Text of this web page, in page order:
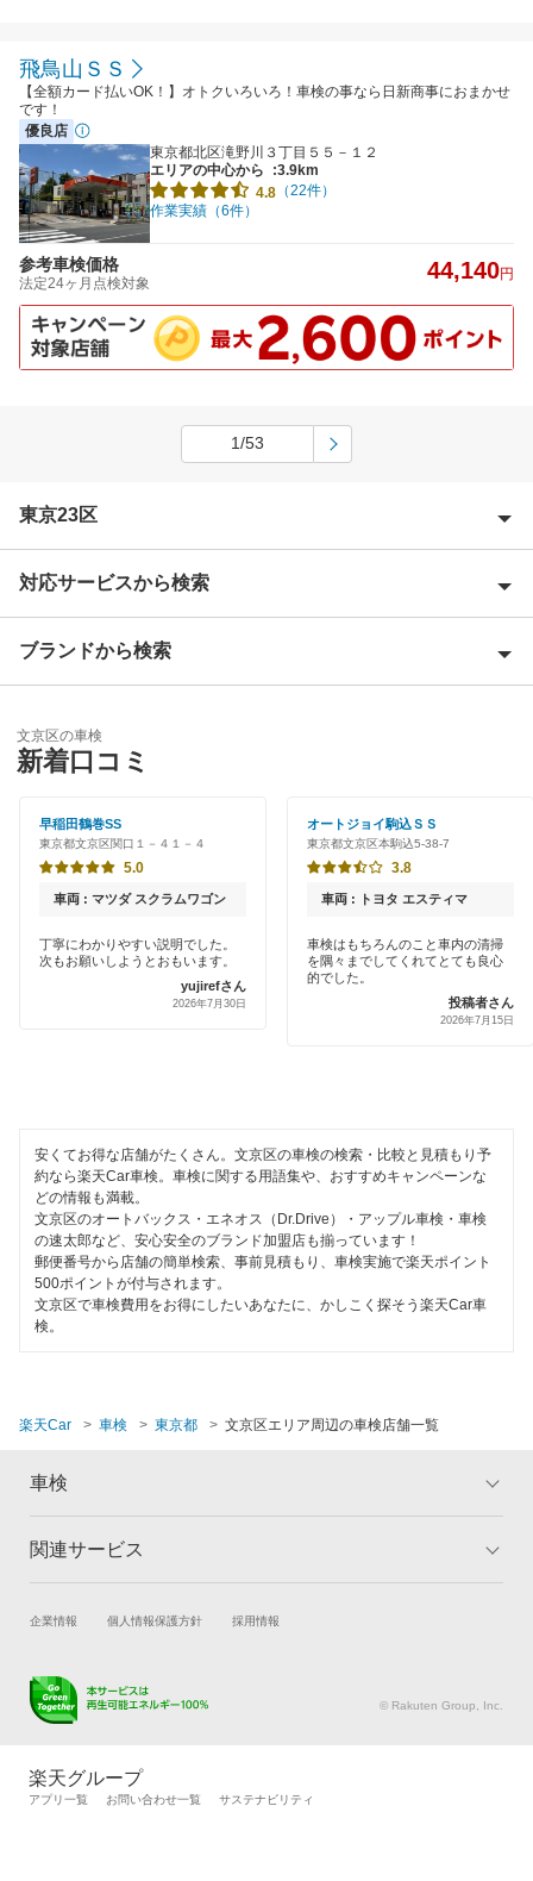
飛鳥山ＳＳ
【全額カード払いOK！】オトクいろいろ！車検の事なら日新商事におまかせ
です！
優良店
東京都北区滝野川３丁目５５－１２
エリアの中心から
:3.9km
4.8 （22件）
作業実績（6件）
参考車検価格
法定24ヶ月点検対象 44,140円
1/53
東京23区
足立区
板橋区
江戸川区
大田区
葛飾区
北区
墨田区
世田谷区
台東区
中央区
豊島区
練馬区
港区
対応サービスから検索
Award 受賞店
特典あり
新車初回割りあり
早割りあり
クレジットカードOK
ハイブリッド車OK
EV車OK
120分以内の車検
1日車検
整備保証
1級整備士在籍
ブランドから検索
「車検の速太郎」
アップル車検
オートバックス
車検館
コスモの車検
イデックス車検
ユアサ車検
アーリー車検
ホリデー車検
ヤジマ石油車検
トヨタディーラー
文京区の車検
新着口コミ
早稲田鶴巻SS
東京都文京区関口１－４１－４
5.0
車両 : マツダ スクラムワゴン
丁寧にわかりやすい説明でした。
次もお願いしようとおもいます。
yujirefさん
2026年7月30日
オートジョイ駒込ＳＳ
東京都文京区本駒込5-38-7
3.8
車両 : トヨタ エスティマ
車検はもちろんのこと車内の清掃
を隅々までしてくれてとても良心
的でした。
投稿者さん
2026年7月15日
安くてお得な店舗がたくさん。文京区の車検の検索・比較と見積もり予
約なら楽天Car車検。車検に関する用語集や、おすすめキャンペーンな
どの情報も満載。
文京区のオートバックス・エネオス（Dr.Drive）・アップル車検・車検
の速太郎など、安心安全のブランド加盟店も揃っています！
郵便番号から店舗の簡単検索、事前見積もり、車検実施で楽天ポイント
500ポイントが付与されます。
文京区で車検費用をお得にしたいあなたに、かしこく探そう楽天Car車
検。
楽天Car 車検 東京都 文京区エリア周辺の車検店舗一覧
車検
トップ
車検の基礎知識 キャンペーン一覧
関連サービス
試乗・商談 新車購入
キズ修理予約
メンテナンス管理
タイヤ交換サービス
自動車カタログ 自動車保険
企業情報 個人情報保護方針 採用情報
© Rakuten Group, Inc.
楽天グループ
アプリ一覧 お問い合わせ一覧 サステナビリティ